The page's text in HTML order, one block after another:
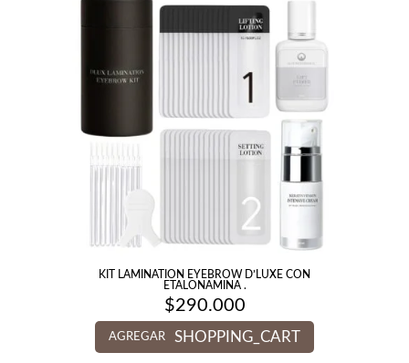
KIT LAMINATION EYEBROW D’LUXE CON
ETALONAMINA .
$290.000
AGREGAR SHOPPING_CART